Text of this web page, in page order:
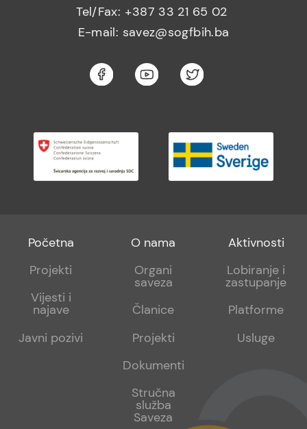
Tel/Fax: +387 33 21 65 02
E-mail: savez@sogfbih.ba
Footer
menu
Početna
Projekti
Vijesti i
najave
Javni pozivi
Footer
sub
O nama
Organi
saveza
Članice
Projekti
Dokumenti
Stručna
služba
Saveza
Footer
sub
Aktivnosti
Lobiranje i
zastupanje
Platforme
Usluge